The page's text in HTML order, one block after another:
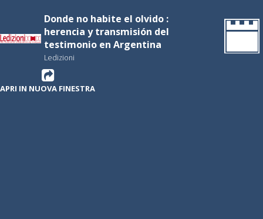
Donde no habite el olvido :
herencia y transmisión del
testimonio en Argentina
Ledizioni
APRI IN NUOVA FINESTRA